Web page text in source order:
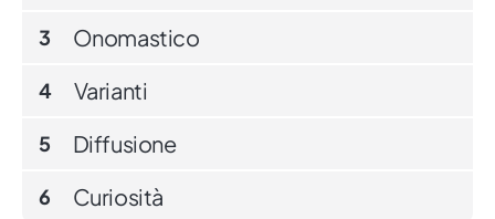
3 Onomastico
4 Varianti
5 Diffusione
6 Curiosità